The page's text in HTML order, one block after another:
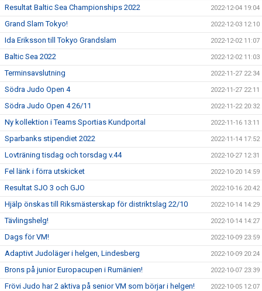
Resultat Baltic Sea Championships 2022 2022-12-04 19:04
Grand Slam Tokyo! 2022-12-03 12:10
Ida Eriksson till Tokyo Grandslam 2022-12-02 11:07
Baltic Sea 2022 2022-12-02 11:03
Terminsavslutning 2022-11-27 22:34
Södra Judo Open 4 2022-11-27 22:11
Södra Judo Open 4 26/11 2022-11-22 20:32
Ny kollektion i Teams Sportias Kundportal 2022-11-16 13:11
Sparbanks stipendiet 2022 2022-11-14 17:52
Lovträning tisdag och torsdag v.44 2022-10-27 12:31
Fel länk i förra utskicket 2022-10-20 14:59
Resultat SJO 3 och GJO 2022-10-16 20:42
Hjälp önskas till Riksmästerskap för distriktslag 22/10 2022-10-14 14:29
Tävlingshelg! 2022-10-14 14:27
Dags för VM! 2022-10-09 23:59
Adaptivt Judoläger i helgen, Lindesberg 2022-10-09 20:24
Brons på junior Europacupen i Rumänien! 2022-10-07 23:39
Frövi Judo har 2 aktiva på senior VM som börjar i helgen! 2022-10-05 12:07